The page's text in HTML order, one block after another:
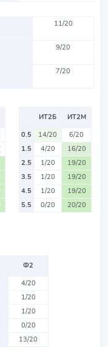
11/20
9/20
7/20
ИТ2Б
ИТ2М
0.5
14/20
6/20
1.5
4/20
16/20
2.5
1/20
19/20
3.5
1/20
19/20
4.5
1/20
19/20
5.5
0/20 20/20
Ф2
4/20
1/20
1/20
0/20
13/20